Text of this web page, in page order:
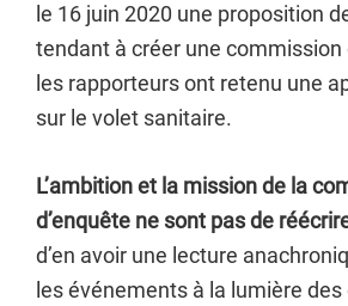
le 16 juin 2020 une proposition
tendant à créer une commission
les rapporteurs ont retenu une
sur le volet sanitaire.
L’ambition et la mission de la
d’enquête ne sont pas de
d’en avoir une lecture
les événements à la lumière